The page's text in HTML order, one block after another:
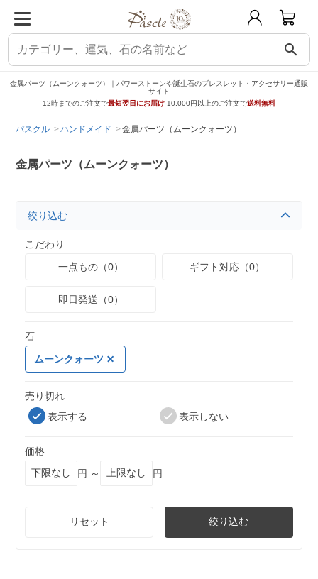
search
金属パーツ（ムーンクォーツ）｜パワーストーンや誕生石のブレスレット・アクセサリー通販
サイト
12時までのご注文で最短翌日にお届け 10,000円以上のご注文で送料無料
パスクル ハンドメイド 金属パーツ（ムーンクォーツ）
金属パーツ（ムーンクォーツ）
絞り込む
こだわり
一点もの（0）
ギフト対応（0）
即日発送（0）
石
ムーンクォーツ
売り切れ
表示する
表示しない
価格
円 ～
円
リセット 絞り込む